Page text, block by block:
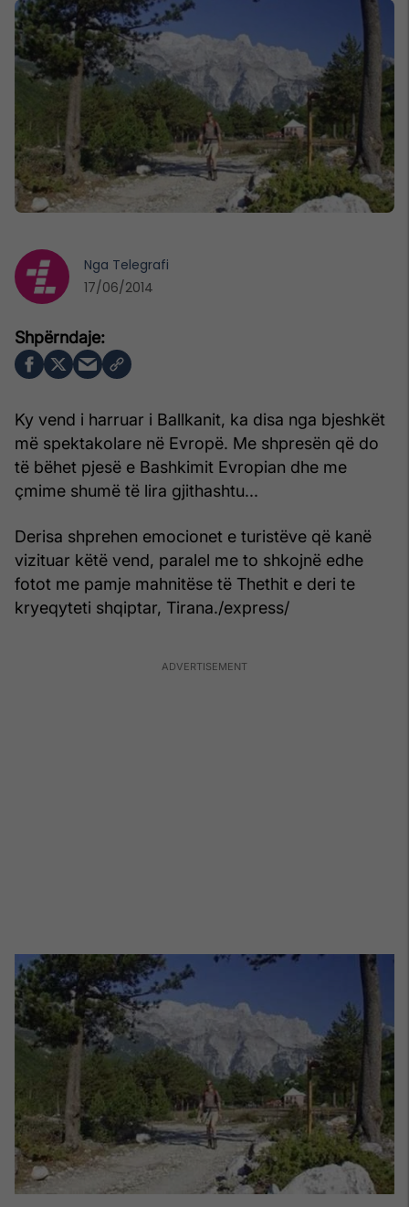
Ky vend i harruar i Ballkanit, ka disa nga bjeshkët
më spektakolare në Evropë. Me shpresën që do
të bëhet pjesë e Bashkimit Evropian dhe me
çmime shumë të lira gjithashtu...
Derisa shprehen emocionet e turistëve që kanë
vizituar këtë vend, paralel me to shkojnë edhe
fotot me pamje mahnitëse të Thethit e deri te
kryeqyteti shqiptar, Tirana./express/
Nga Telegrafi
17/06/2014